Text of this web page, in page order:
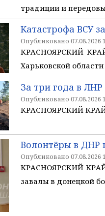
традиции и
Катастрофа ВСУ
Опубликовано 07.08.2026
КРАСНОЯРСКИЙ
Харьковской
За три года в
Опубликовано 07.08.2026
КРАСНОЯРСКИЙ
Волонтёры в ДНР
Опубликовано 07.08.2026
КРАСНОЯРСКИЙ
завалы в донецкой